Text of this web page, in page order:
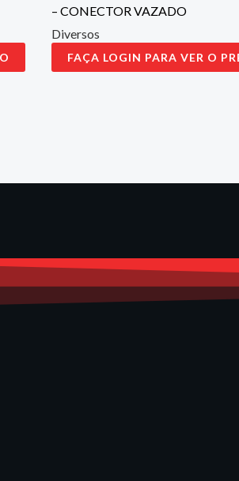
– CONECTOR VAZADO
Diversos
FAÇA LOGIN PARA VER O